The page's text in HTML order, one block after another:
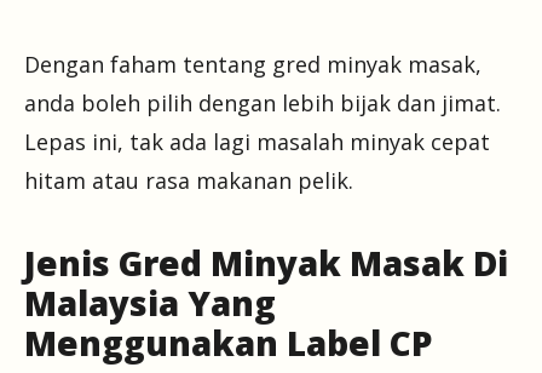
Dengan faham tentang gred minyak masak,
anda boleh pilih dengan lebih bijak dan jimat.
Lepas ini, tak ada lagi masalah minyak cepat
hitam atau rasa makanan pelik.
Jenis Gred Minyak Masak Di
Malaysia Yang
Menggunakan Label CP